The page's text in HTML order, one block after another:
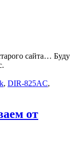
сайта… Буду
, DIR-825AC,
от